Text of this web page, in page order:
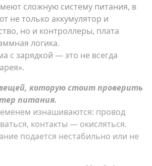
сложную систему питания, в
не только аккумулятор и
но и контроллеры, плата
логика.
с зарядкой — это не всегда
которую стоит проверить
питания.
изнашиваются: провод
контакты — окисляться.
подается нестабильно или не